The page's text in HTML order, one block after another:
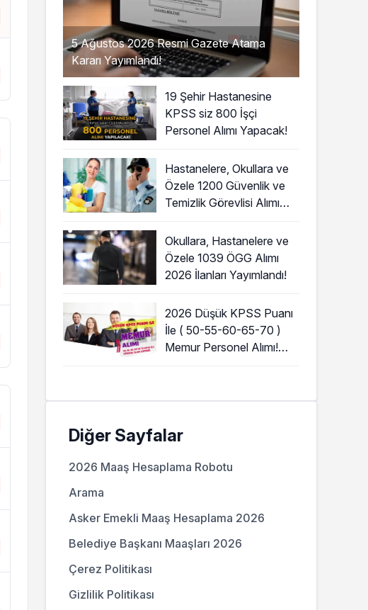
5 Ağustos 2026 Resmi Gazete Atama
Kararı Yayımlandı!
19 Şehir Hastanesine
KPSS siz 800 İşçi
Personel Alımı Yapacak!
Hastanelere, Okullara ve
Özele 1200 Güvenlik ve
Temizlik Görevlisi Alımı
Okullara, Hastanelere ve
Özele 1039 ÖGG Alımı
2026 İlanları Yayımlandı!
2026 Düşük KPSS Puanı
İle ( 50-55-60-65-70 )
Memur Personel Alımı!
Diğer Sayfalar
2026 Maaş Hesaplama Robotu
Arama
Asker Emekli Maaş Hesaplama 2026
Belediye Başkanı Maaşları 2026
Çerez Politikası
Gizlilik Politikası